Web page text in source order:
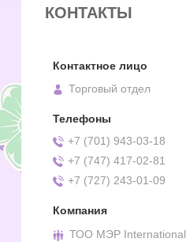
КОНТАКТЫ
Торговый отдел
+7 (701) 943-03-18
+7 (747) 417-02-81
+7 (727) 243-01-09
ТОО МЭР International